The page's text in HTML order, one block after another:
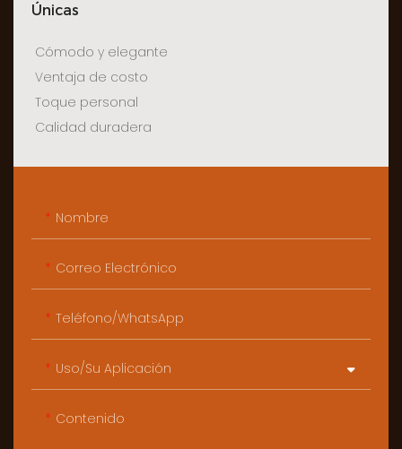
Únicas
Cómodo y elegante
Ventaja de costo
Toque personal
Calidad duradera
Nombre
Correo Electrónico
Teléfono/WhatsApp
Uso/Su Aplicación
Contenido